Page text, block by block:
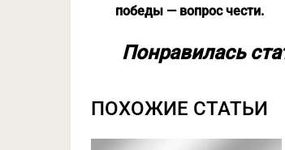
победы — вопрос чести.
Понравилась
ПОХОЖИЕ СТАТЬИ